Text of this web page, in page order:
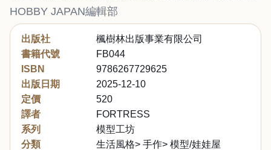
HOBBY JAPAN編輯部
出版社
楓樹林出版事業有限公司
書籍代號
FB044
ISBN
9786267729625
出版日期
2025-12-10
定價
520
譯者
FORTRESS
系列
模型工坊
分類
生活風格> 手作> 模型/娃娃屋